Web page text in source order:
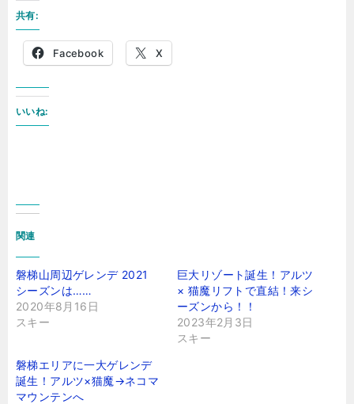
共有:
Facebook X
いいね:
関連
磐梯山周辺ゲレンデ 2021
シーズンは……
2020年8月16日
スキー
巨大リゾート誕生！アルツ
× 猫魔リフトで直結！来シ
ーズンから！！
2023年2月3日
スキー
磐梯エリアに一大ゲレンデ
誕生！アルツ×猫魔→ネコマ
マウンテンへ